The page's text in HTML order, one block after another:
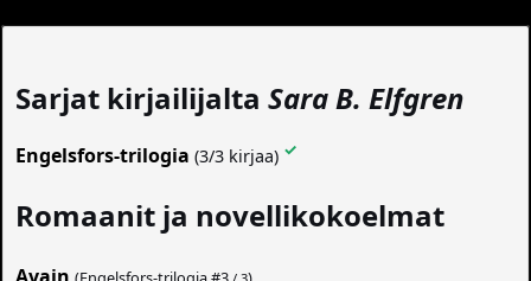
Sarjat kirjailijaltaSara B. Elfgren
Engelsfors-trilogia (3/3 kirjaa) ✓
Romaanit ja novellikokoelmat
Avain